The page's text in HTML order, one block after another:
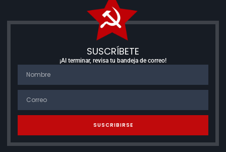
SUSCRÍBETE
¡Al terminar, revisa tu bandeja de correo!
SUSCRIBIRSE